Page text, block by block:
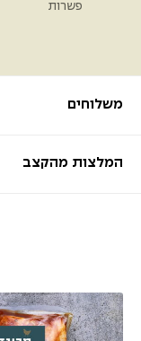
משלוחים
המלצות מהקצב
פשרות